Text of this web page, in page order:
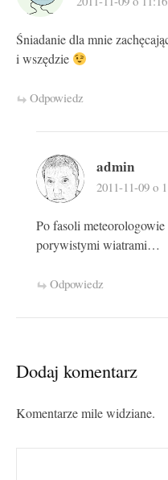
Śniadanie dla mnie
i wszędzie
Odpowiedz
admin
2011-11-09 o
Po fasoli meteorologowie
porywistymi wiatrami…
Odpowiedz
Dodaj komentarz
Komentarze mile widziane.